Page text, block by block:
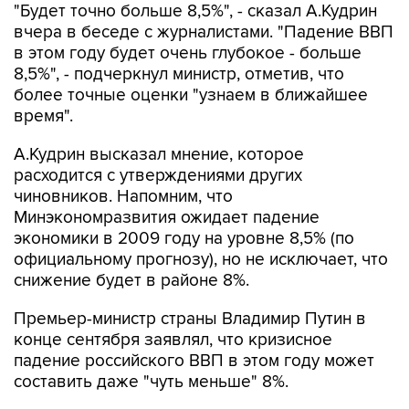
"Будет точно больше 8,5%", - сказал А.Кудрин
вчера в беседе с журналистами. "Падение ВВП
в этом году будет очень глубокое - больше
8,5%", - подчеркнул министр, отметив, что
более точные оценки "узнаем в ближайшее
время".
А.Кудрин высказал мнение, которое
расходится с утверждениями других
чиновников. Напомним, что
Минэкономразвития ожидает падение
экономики в 2009 году на уровне 8,5% (по
официальному прогнозу), но не исключает, что
снижение будет в районе 8%.
Премьер-министр страны Владимир Путин в
конце сентября заявлял, что кризисное
падение российского ВВП в этом году может
составить даже "чуть меньше" 8%.